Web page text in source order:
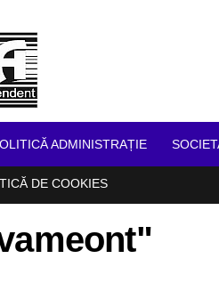
ADMINISTRAȚIE
DE COOKIES